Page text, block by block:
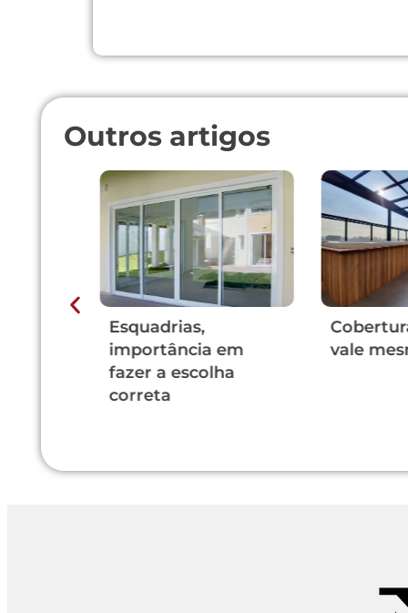
Outros artigos
Esquadrias,
importância em
fazer a escolha
correta
vale